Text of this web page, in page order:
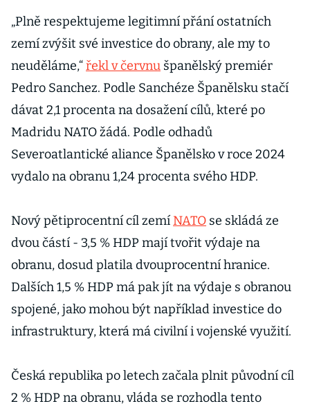
„Plně respektujeme legitimní přání ostatních
zemí zvýšit své investice do obrany, ale my to
neuděláme,“řekl v červnu španělský premiér
Pedro Sanchez. Podle Sanchéze Španělsku stačí
dávat 2,1 procenta na dosažení cílů, které po
Madridu NATO žádá. Podle odhadů
Severoatlantické aliance Španělsko v roce 2024
vydalo na obranu 1,24 procenta svého HDP.
Nový pětiprocentní cíl zemí NATO se skládá ze
dvou částí - 3,5 % HDP mají tvořit výdaje na
obranu, dosud platila dvouprocentní hranice.
Dalších 1,5 % HDP má pak jít na výdaje s obranou
spojené, jako mohou být například investice do
infrastruktury, která má civilní i vojenské využití.
Česká republika po letech začala plnit původní cíl
2 % HDP na obranu, vláda se rozhodla tento